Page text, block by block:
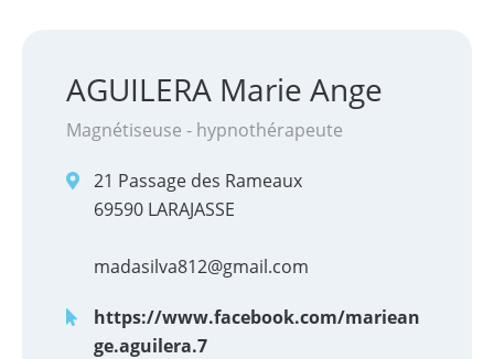
AGUILERA Marie Ange
Magnétiseuse - hypnothérapeute
21 Passage des Rameaux
69590 LARAJASSE
madasilva812@gmail.com
https://www.facebook.com/mariean
ge.aguilera.7